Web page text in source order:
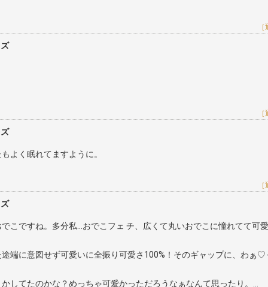
よく眠れてますように。
こですね。多分私…おでこフェ チ、広くて丸いおでこに憧れてて可
端に意図せず可愛いに全振り可愛さ100%！そのギャップに、わぁ♡
してたのかな？めっちゃ可愛かっただろうなぁなんて思ったり。…